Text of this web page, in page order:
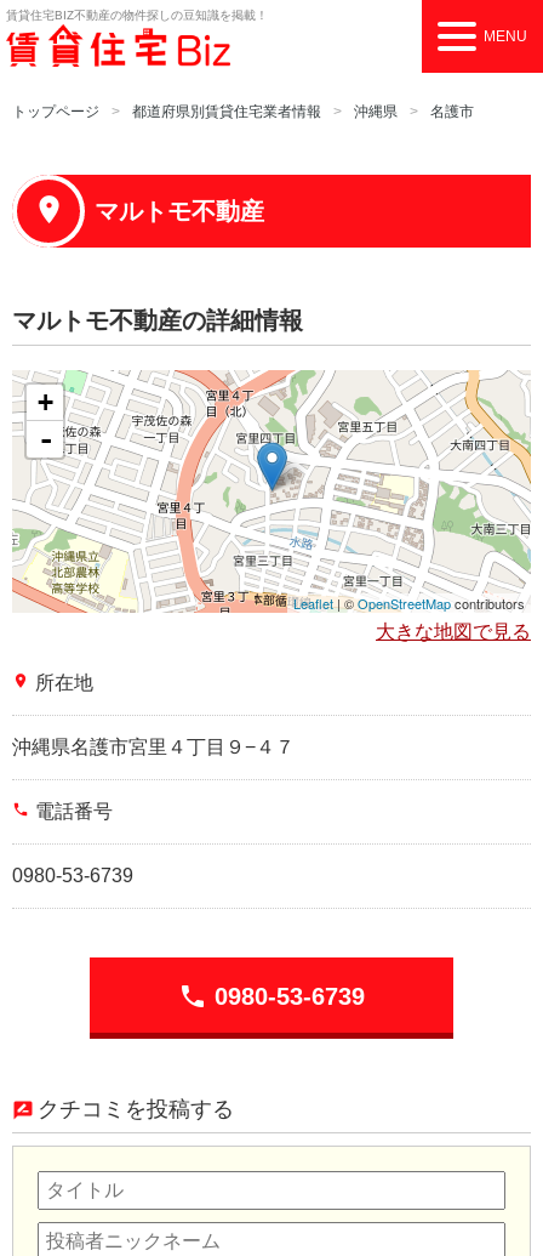
賃貸住宅BIZ不動産の物件探しの豆知識を掲載！
MENU
トップページ 都道府県別賃貸住宅業者情報 沖縄県 名護市
マルトモ不動産
マルトモ不動産の詳細情報
+
-
Leaflet| ©OpenStreetMapcontributors
大きな地図で見る
place 所在地
沖縄県名護市宮里４丁目９−４７
phone 電話番号
0980-53-6739
phone 0980-53-6739
クチコミを投稿する